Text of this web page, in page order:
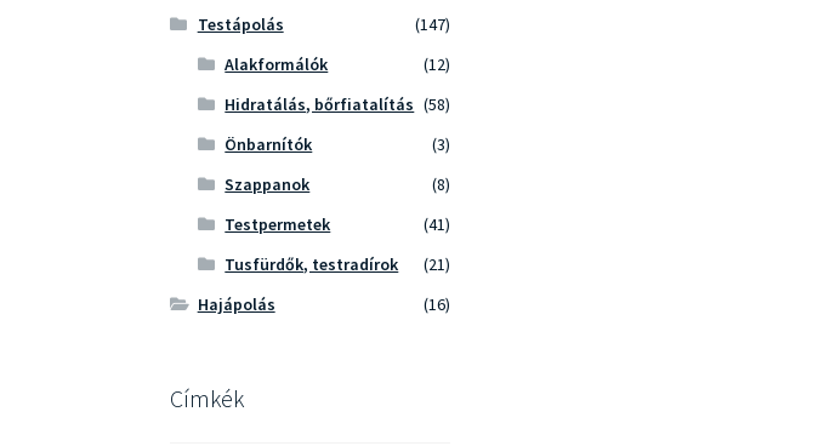
Testápolás
(147)
Alakformálók
(12)
Hidratálás, bőrfiatalítás (58)
Önbarnítók
(3)
Szappanok
(8)
Testpermetek
(41)
Tusfürdők, testradírok
(21)
Hajápolás
(16)
Címkék